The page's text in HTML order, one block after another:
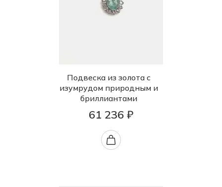
Подвеска из золота с
изумрудом природным и
бриллиантами
61 236 ₽